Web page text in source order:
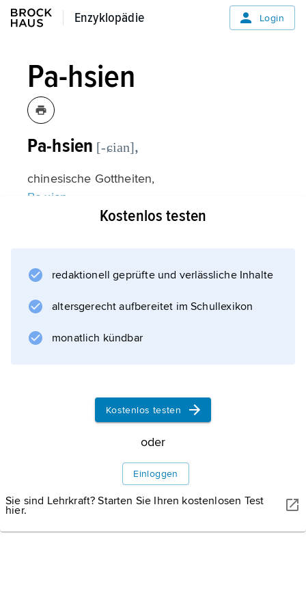
Enzyklopädie
Enzyklopädie Login
Pa-hsien
Pa-hsien [-ɕian],
chinesische Gottheiten,
Ba-xian
Kostenlos testen
redaktionell geprüfte und verlässliche Inhalte
altersgerecht aufbereitet im Schullexikon
monatlich kündbar
Kostenlos testen
oder
Einloggen
Sie sind Lehrkraft? Starten Sie Ihren kostenlosen Test
hier.